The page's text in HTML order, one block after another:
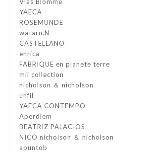
YAECA
ROSEMUNDE
wataru.N
CASTELLANO
enrica
FABRIQUE en planete terre
mii collection
nicholson ＆ nicholson
unfil
YAECA CONTEMPO
Aperdiem
BEATRIZ PALACIOS
NICO nicholson ＆ nicholson
apuntob